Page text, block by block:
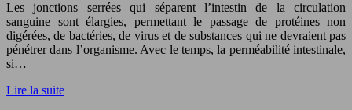
Les jonctions serrées qui séparent l’intestin de la circulation
sanguine sont élargies, permettant le passage de protéines non
digérées, de bactéries, de virus et de substances qui ne devraient pas
pénétrer dans l’organisme. Avec le temps, la perméabilité intestinale,
si…
Lire la suite